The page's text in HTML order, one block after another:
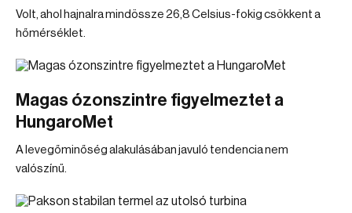
Volt, ahol hajnalra mindössze 26,8 Celsius-fokig csökkent a
hőmérséklet.
Magas ózonszintre figyelmeztet a
HungaroMet
A levegőminőség alakulásában javuló tendencia nem
valószínű.